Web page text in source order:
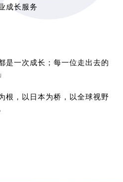
成长服务
是一次成长；每一位走出去的
根，以日本为桥，以全球视野